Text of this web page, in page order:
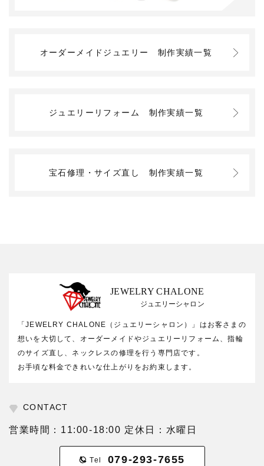
オーダーメイドジュエリー 制作実績一覧
ジュエリーリフォーム 制作実績一覧
宝石修理・サイズ直し 制作実績一覧
JEWELRY CHALONE
ジュエリーシャロン
「JEWELRY CHALONE（ジュエリーシャロン）」はお客さまの
想いを大切して、オーダーメイドやジュエリーリフォーム、指輪
のサイズ直し、ネックレスの修理を行う専門店です。
お手頃な料金できれいな仕上がりをお約束します。
CONTACT
営業時間：11:00-18:00 定休日：水曜日
Tel 079-293-7655